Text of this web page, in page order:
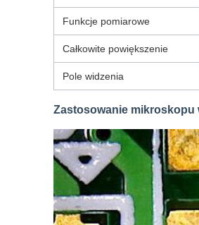
Funkcje pomiarowe
Całkowite powiększenie
Pole widzenia
Zastosowanie mikroskopu